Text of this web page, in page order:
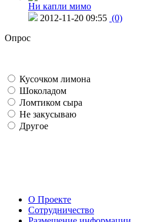
Ни капли мимо
2012-11-20 09:55 (0)
Опрос
Кусочком лимона
Шоколадом
Ломтиком сыра
Не закусываю
Другое
О Проекте
Сотрудничество